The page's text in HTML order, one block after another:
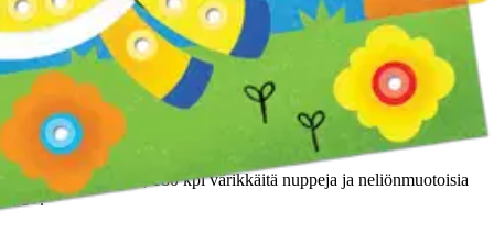
säilytysalustan, 180 kpl värikkäitä nuppeja ja neliönmuotoisia
5+.